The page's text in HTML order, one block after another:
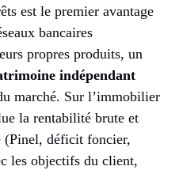
est le premier avantage
bancaires
propres produits, un
indépendant
marché. Sur l’immobilier
la rentabilité brute et
(Pinel, déficit foncier,
les objectifs du client,